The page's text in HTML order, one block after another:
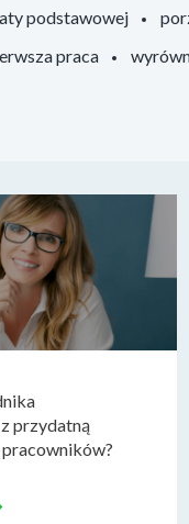
podstawowej
praca
przydatną